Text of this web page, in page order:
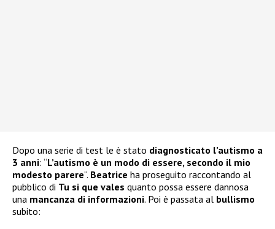
Dopo una serie di test le è stato diagnosticato l’autismo a
3 anni: “L’autismo è un modo di essere, secondo il mio
modesto parere“. Beatrice ha proseguito raccontando al
pubblico di Tu si que vales quanto possa essere dannosa
una mancanza di informazioni. Poi è passata al bullismo
subito: